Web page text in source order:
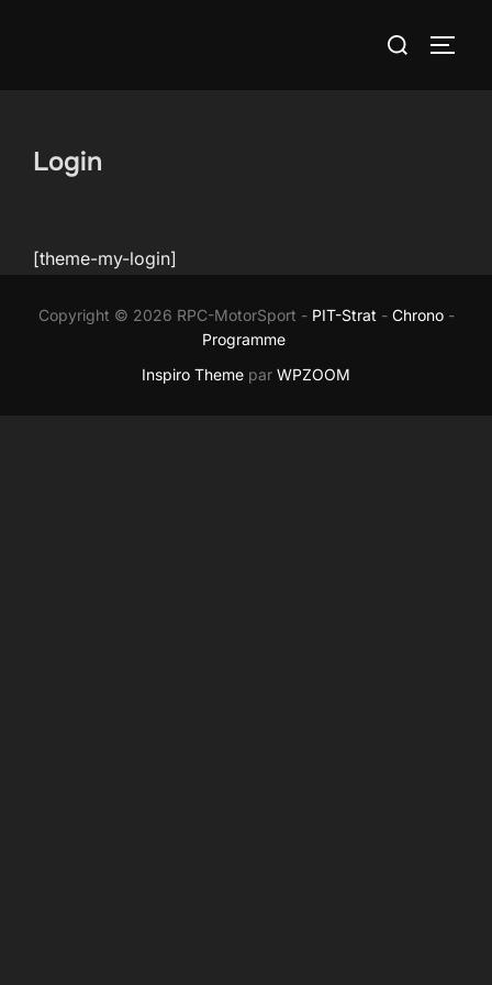
Rechercher :
Login
[theme-my-login]
Copyright © 2026 RPC-MotorSport - PIT-Strat - Chrono-
Programme
Inspiro Theme par WPZOOM